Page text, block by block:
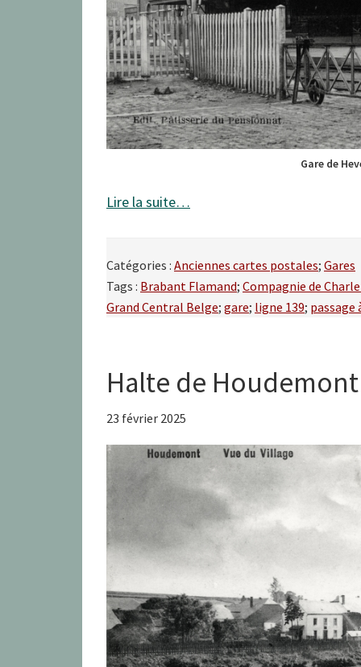
Gare de
Lire la suite…
Catégories : Anciennes cartes postales; Gares
Tags : Brabant Flamand; Compagnie de
Grand Central Belge; gare; ligne 139; passage
Halte de Houdemont
23 février 2025